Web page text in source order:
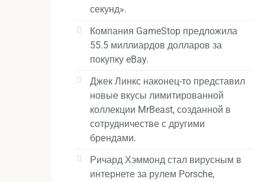
секунд».
Компания GameStop предложила
55.5 миллиардов долларов за
покупку eBay.
Джек Линкс наконец-то представил
новые вкусы лимитированной
коллекции MrBeast, созданной в
сотрудничестве с другими
брендами.
Ричард Хэммонд стал вирусным в
интернете за рулем Porsche,